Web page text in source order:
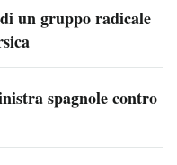
un gruppo radicale
spagnole contro